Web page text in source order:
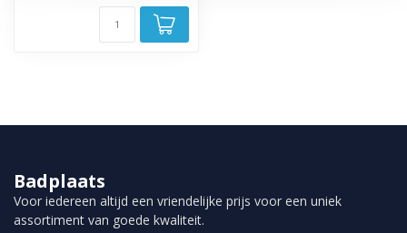
Badplaats
Voor iedereen altijd een vriendelijke prijs voor een uniek
assortiment van goede kwaliteit.